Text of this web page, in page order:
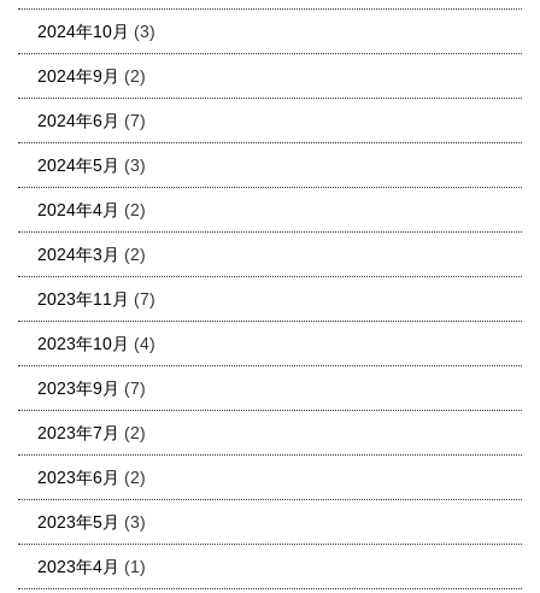
2024年10月 (3)
2024年9月 (2)
2024年6月 (7)
2024年5月 (3)
2024年4月 (2)
2024年3月 (2)
2023年11月 (7)
2023年10月 (4)
2023年9月 (7)
2023年7月 (2)
2023年6月 (2)
2023年5月 (3)
2023年4月 (1)